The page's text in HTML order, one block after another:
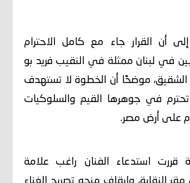
أن القرار جاء مع كامل الاحترام
في لبنان ممثلة في النقيب فريد بو
الشقيق، موضحًا أن الخطوة لا تستهدف
في جوهرها القيم والسلوكيات
على أرض مصر.
قررت استدعاء الفنان راغب علامة